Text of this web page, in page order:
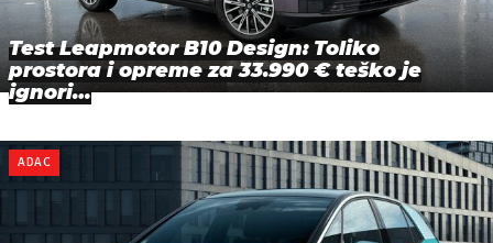
Test Leapmotor B10 Design: Toliko
prostora i opreme za 33.990 € teško je
ignori…
ADAC